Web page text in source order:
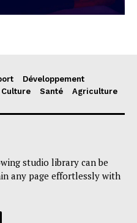
Développement
Culture Santé Agriculture
studio library can be
any page effortlessly with